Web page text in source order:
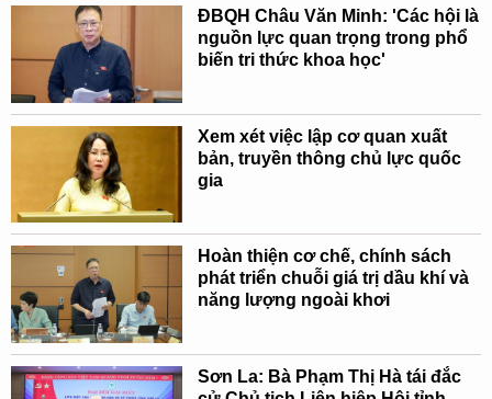
ĐBQH Châu Văn Minh: 'Các hội là
nguồn lực quan trọng trong phổ
biến tri thức khoa học'
Xem xét việc lập cơ quan xuất
bản, truyền thông chủ lực quốc
gia
Hoàn thiện cơ chế, chính sách
phát triển chuỗi giá trị dầu khí và
năng lượng ngoài khơi
Sơn La: Bà Phạm Thị Hà tái đắc